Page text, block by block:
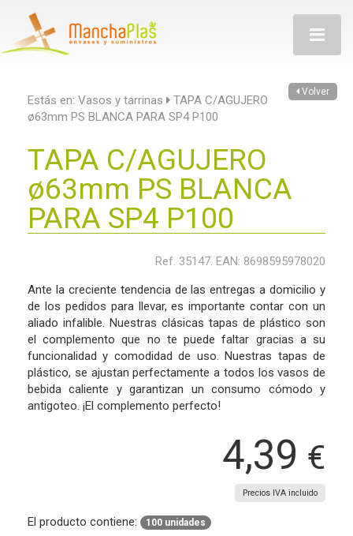
Toggle
navigation
Volver
Estás en: Vasos y tarrinas
TAPA C/AGUJERO
ø63mm PS BLANCA PARA SP4 P100
TAPA C/AGUJERO
ø63mm PS BLANCA
PARA SP4 P100
Ref. 35147. EAN: 8698595978020
Ante la creciente tendencia de las entregas a domicilio y
de los pedidos para llevar, es importante contar con un
aliado infalible. Nuestras clásicas tapas de plástico son
el complemento que no te puede faltar gracias a su
funcionalidad y comodidad de uso. Nuestras tapas de
plástico, se ajustan perfectamente a todos los vasos de
bebida caliente y garantizan un consumo cómodo y
antigoteo. ¡El complemento perfecto!
4,39 €
Precios IVA incluido
El producto contiene: 100 unidades